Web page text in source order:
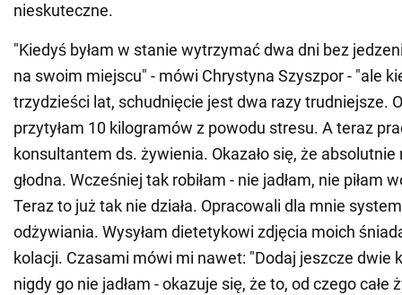
nieskuteczne.
"Kiedyś byłam w stanie wytrzymać dwa dni bez
na swoim miejscu" - mówi Chrystyna Szyszpor - "ale
trzydzieści lat, schudnięcie jest dwa razy trudniejsze.
przytyłam 10 kilogramów z powodu stresu. A teraz
konsultantem ds. żywienia. Okazało się, że
głodna. Wcześniej tak robiłam - nie jadłam, nie piłam
Teraz to już tak nie działa. Opracowali dla mnie
odżywiania. Wysyłam dietetykowi zdjęcia moich
kolacji. Czasami mówi mi nawet: "Dodaj jeszcze dwie
nigdy go nie jadłam - okazuje się, że to, od czego całe